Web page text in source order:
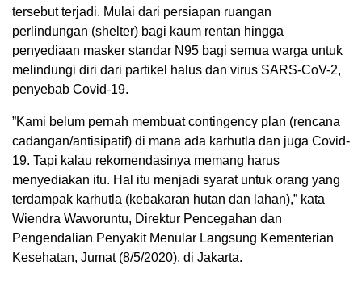
tersebut terjadi. Mulai dari persiapan ruangan
perlindungan (shelter) bagi kaum rentan hingga
penyediaan masker standar N95 bagi semua warga untuk
melindungi diri dari partikel halus dan virus SARS-CoV-2,
penyebab Covid-19.
”Kami belum pernah membuat contingency plan (rencana
cadangan/antisipatif) di mana ada karhutla dan juga Covid-
19. Tapi kalau rekomendasinya memang harus
menyediakan itu. Hal itu menjadi syarat untuk orang yang
terdampak karhutla (kebakaran hutan dan lahan),” kata
Wiendra Waworuntu, Direktur Pencegahan dan
Pengendalian Penyakit Menular Langsung Kementerian
Kesehatan, Jumat (8/5/2020), di Jakarta.